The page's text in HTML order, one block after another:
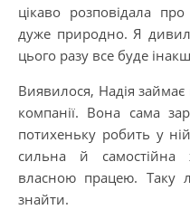
цікаво розповідала
дуже природно. Я
цього разу все буде
Виявилося, Надія
компанії. Вона сама
потихеньку робить у
сильна й самостійна
власною працею. Таку
знайти.